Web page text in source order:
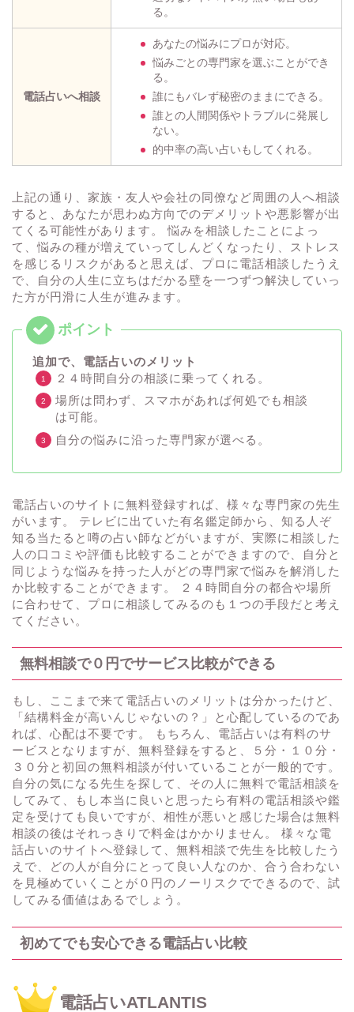
る。
電話占いへ相談
あなたの悩みにプロが対応。
悩みごとの専門家を選ぶことができ
る。
誰にもバレず秘密のままにできる。
誰との人間関係やトラブルに発展し
ない。
的中率の高い占いもしてくれる。
上記の通り、家族・友人や会社の同僚など周囲の人へ相談
すると、あなたが思わぬ方向でのデメリットや悪影響が出
てくる可能性があります。 悩みを相談したことによっ
て、悩みの種が増えていってしんどくなったり、ストレス
を感じるリスクがあると思えば、プロに電話相談したうえ
で、自分の人生に立ちはだかる壁を一つずつ解決していっ
た方が円滑に人生が進みます。
追加で、電話占いのメリット
２４時間自分の相談に乗ってくれる。
場所は問わず、スマホがあれば何処でも相談
は可能。
自分の悩みに沿った専門家が選べる。
電話占いのサイトに無料登録すれば、様々な専門家の先生
がいます。 テレビに出ていた有名鑑定師から、知る人ぞ
知る当たると噂の占い師などがいますが、実際に相談した
人の口コミや評価も比較することができますので、自分と
同じような悩みを持った人がどの専門家で悩みを解消した
か比較することができます。 ２４時間自分の都合や場所
に合わせて、プロに相談してみるのも１つの手段だと考え
てください。
無料相談で０円でサービス比較ができる
もし、ここまで来て電話占いのメリットは分かったけど、
「結構料金が高いんじゃないの？」と心配しているのであ
れば、心配は不要です。 もちろん、電話占いは有料のサ
ービスとなりますが、無料登録をすると、５分・１０分・
３０分と初回の無料相談が付いていることが一般的です。
自分の気になる先生を探して、その人に無料で電話相談を
してみて、もし本当に良いと思ったら有料の電話相談や鑑
定を受けても良いですが、相性が悪いと感じた場合は無料
相談の後はそれっきりで料金はかかりません。 様々な電
話占いのサイトへ登録して、無料相談で先生を比較したう
えで、どの人が自分にとって良い人なのか、合う合わない
を見極めていくことが０円のノーリスクでできるので、試
してみる価値はあるでしょう。
初めてでも安心できる電話占い比較
電話占いATLANTIS